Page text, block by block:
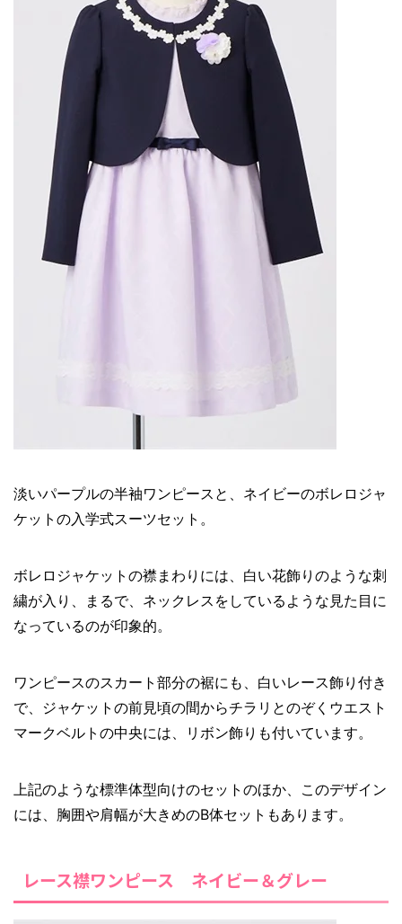
淡いパープルの半袖ワンピースと、ネイビーのボレロジャ
ケットの入学式スーツセット。
ボレロジャケットの襟まわりには、白い花飾りのような刺
繍が入り、まるで、ネックレスをしているような見た目に
なっているのが印象的。
ワンピースのスカート部分の裾にも、白いレース飾り付き
で、ジャケットの前見頃の間からチラリとのぞくウエスト
マークベルトの中央には、リボン飾りも付いています。
上記のような標準体型向けのセットのほか、このデザイン
には、胸囲や肩幅が大きめのB体セットもあります。
レース襟ワンピース ネイビー＆グレー